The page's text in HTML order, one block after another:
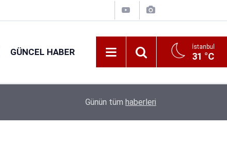
GÜNCEL HABER İstanbul
31 °C
Kıyı Emniyeti Genel Müdürlüğü 26 İşçi Alımı
Günün tüm haberleri